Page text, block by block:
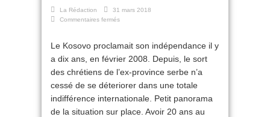
La Rédaction
31 mars 2018
Commentaires fermés
le
calvaire
des
chrétiens
Le Kosovo proclamait son indépendance il y
a dix ans, en février 2008. Depuis, le sort
des chrétiens de l’ex-province serbe n’a
cessé de se déteriorer dans une totale
indifférence internationale. Petit panorama
de la situation sur place. Avoir 20 ans au